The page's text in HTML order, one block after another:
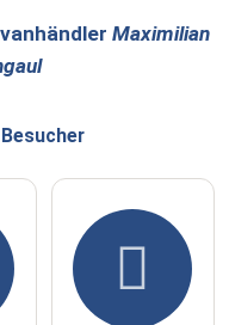
.
Kenntnis genommen.
Maximilian
Besucher